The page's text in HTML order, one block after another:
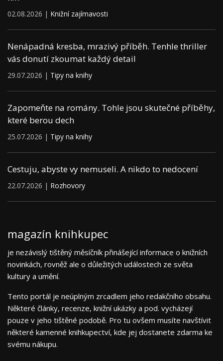
02.08.2026 | Knižní zajímavosti
Nenápadná kresba, mrazivý příběh. Tenhle thriller
vás donutí zkoumat každý detail
29.07.2026 | Tipy na knihy
Zapomeňte na romány. Tohle jsou skutečné příběhy,
které berou dech
25.07.2026 | Tipy na knihy
Cestuju, abyste vy nemuseli. A nikdo to nedocení
22.07.2026 | Rozhovory
magazín knihkupec
je nezávislý tištěný měsíčník přinášející informace o knižních
novinkách, rovněž ale o důležitých událostech ze světa
kultury a umění.
Tento portál je neúplným zrcadlem jeho redakčního obsahu.
Některé články, recenze, knižní ukázky a pod. vycházejí
pouze v jeho tištěné podobě. Pro tu ovšem musíte navštívit
některé kamenné knihkupectví, kde jej dostanete zdarma ke
svému nákupu.